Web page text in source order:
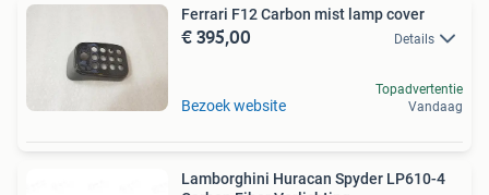
Ferrari F12 Carbon mist lamp cover
€ 395,00 Details
Bezoek website
Topadvertentie
Vandaag
Lamborghini Huracan Spyder LP610-4